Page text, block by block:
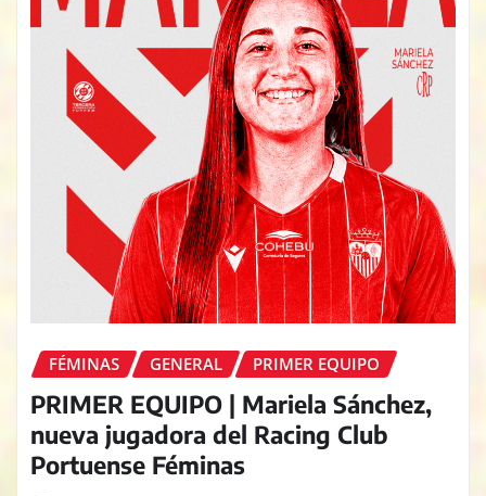
FÉMINAS GENERAL PRIMER EQUIPO
PRIMER EQUIPO | Mariela Sánchez,
nueva jugadora del Racing Club
Portuense Féminas